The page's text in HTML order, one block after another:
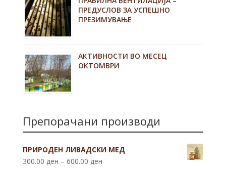
ПРЕДУСЛОВ ЗА УСПЕШНО
ПРЕЗИМУВАЊЕ
АКТИВНОСТИ ВО МЕСЕЦ
ОКТОМВРИ
Препорачани производи
ПРИРОДЕН ЛИВАДСКИ МЕД
300.00 ден – 600.00 ден